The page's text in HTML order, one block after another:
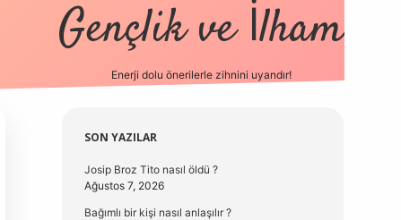
Gençlik ve İlham
Enerji dolu önerilerle zihnini uyandır!
Sidebar
SON YAZILAR
Josip Broz Tito nasıl öldü ?
Ağustos 7, 2026
Bağımlı bir kişi nasıl anlaşılır ?